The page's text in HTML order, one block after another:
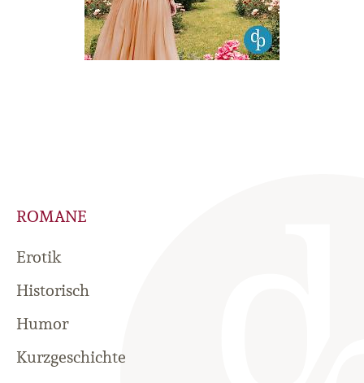
ROMANE
Erotik
Historisch
Humor
Kurzgeschichte